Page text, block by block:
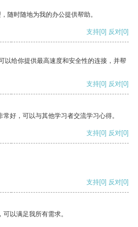
随时随地为我的办公提供帮助。
支持[0] 反对[0]
以给你提供最高速度和安全性的连接，并帮
支持[0] 反对[0]
好，可以与其他学习者交流学习心得。
支持[0] 反对[0]
支持[0] 反对[0]
以满足我所有需求。